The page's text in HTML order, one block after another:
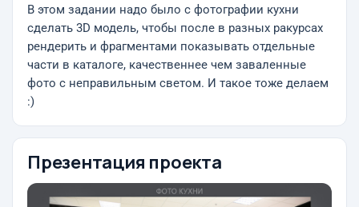
В этом задании надо было с фотографии кухни
сделать 3D модель, чтобы после в разных ракурсах
рендерить и фрагментами показывать отдельные
части в каталоге, качественнее чем заваленные
фото с неправильным светом. И такое тоже делаем
:)
Презентация проекта